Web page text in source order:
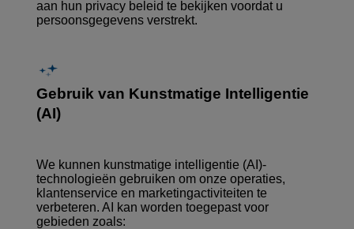
aan hun privacy beleid te bekijken voordat u
persoonsgegevens verstrekt.
Gebruik van Kunstmatige Intelligentie
(AI)
We kunnen kunstmatige intelligentie (AI)-
technologieën gebruiken om onze operaties,
klantenservice en marketingactiviteiten te
verbeteren. AI kan worden toegepast voor
gebieden zoals: